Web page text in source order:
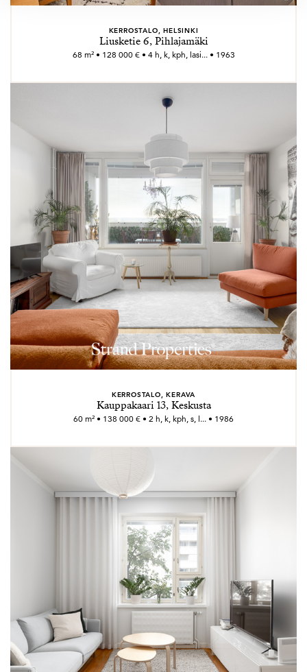
KERROSTALO, HELSINKI
Liusketie 6, Pihlajamäki
68 m² • 128 000 € • 4 h, k, kph, lasi... • 1963
KERROSTALO, KERAVA
Kauppakaari 13, Keskusta
60 m² • 138 000 € • 2 h, k, kph, s, l... • 1986